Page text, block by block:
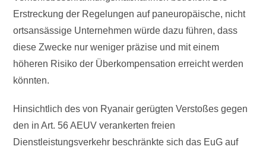
Erstreckung der Regelungen auf paneuropäische, nicht
ortsansässige Unternehmen würde dazu führen, dass
diese Zwecke nur weniger präzise und mit einem
höheren Risiko der Überkompensation erreicht werden
könnten.
Hinsichtlich des von Ryanair gerügten Verstoßes gegen
den in Art. 56 AEUV verankerten freien
Dienstleistungsverkehr beschränkte sich das EuG auf